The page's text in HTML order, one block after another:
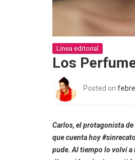
Línea editorial
Los
Posted on
Carlos, el protagonista
que cuenta hoy
pude. Al tiempo lo volví a